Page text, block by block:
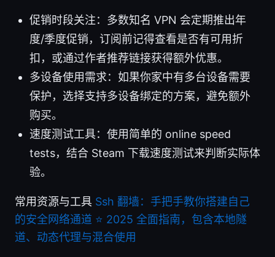
促销时段关注：多数知名 VPN 会定期推出年
度/季度促销，订阅前记得查看是否有可用折
扣，或通过作者推荐链接获得额外优惠。
多设备使用需求：如果你家中有多台设备需要
保护，选择支持多设备绑定的方案，避免额外
购买。
速度测试工具：使用简单的 online speed
tests，结合 Steam 下载速度测试来判断实际体
验。
常用资源与工具 Ssh 翻墙：手把手教你搭建自己
的安全网络通道 ⭐ 2025 全面指南，包含本地隧
道、动态代理与混合使用